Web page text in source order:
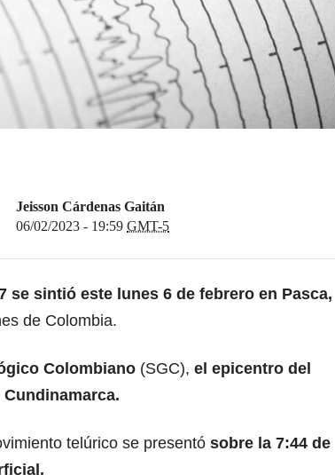
Jeisson Cárdenas Gaitán
06/02/2023 - 19:59 GMT-5
se sintió este lunes 6 de febrero en Pasca,
de Colombia.
Colombiano (SGC), el epicentro del
telúrico se presentó sobre la 7:44 de